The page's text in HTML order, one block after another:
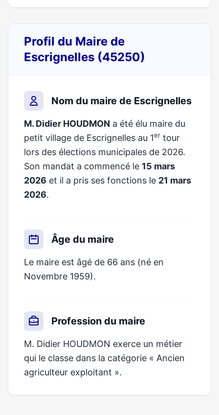
Profil du Maire de
Escrignelles (45250)
Nom du maire de Escrignelles
M. Didier HOUDMON a été élu maire du
petit village de Escrignelles au 1er tour
lors des élections municipales de 2026.
Son mandat a commencé le 15 mars
2026 et il a pris ses fonctions le 21 mars
2026.
Âge du maire
Le maire est âgé de 66 ans (né en
Novembre 1959).
Profession du maire
M. Didier HOUDMON exerce un métier
qui le classe dans la catégorie « Ancien
agriculteur exploitant ».